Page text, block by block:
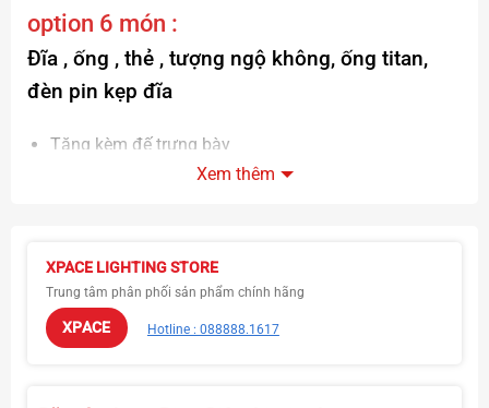
option 6 món :
Đĩa , ống , thẻ , tượng ngộ không, ống titan,
đèn pin kẹp đĩa
Tặng kèm đế trưng bày
Đĩa chịu nhiệt tốt, bao hơ nóng, hơ lửa
Lòng đĩa phẳng, trơn , dễ rửa
Được kiểm tra trước khi thanh toán
Đúng hàng , đúng mẫu mã, đúng sản phẩm
Xem thêm
XPACE LIGHTING STORE
Trung tâm phân phối sản phẩm chính hãng
XPACE Hotline : 088888.1617